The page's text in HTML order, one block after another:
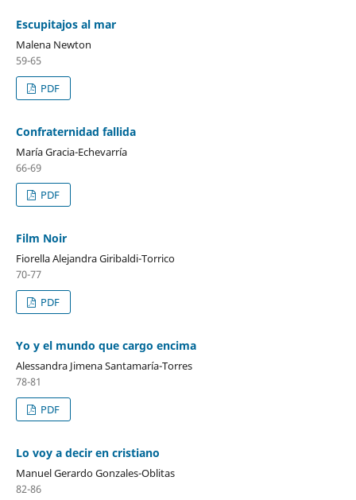
Escupitajos al mar
Malena Newton
59-65
PDF
Confraternidad fallida
María Gracia-Echevarría
66-69
PDF
Film Noir
Fiorella Alejandra Giribaldi-Torrico
70-77
PDF
Yo y el mundo que cargo encima
Alessandra Jimena Santamaría-Torres
78-81
PDF
Lo voy a decir en cristiano
Manuel Gerardo Gonzales-Oblitas
82-86